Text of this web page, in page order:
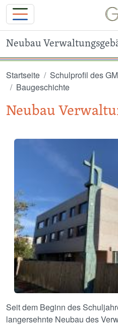
Neubau
Startseite Schulprofil des
Baugeschichte
Neubau
Image
Seit dem Beginn des
langersehnte Neubau des